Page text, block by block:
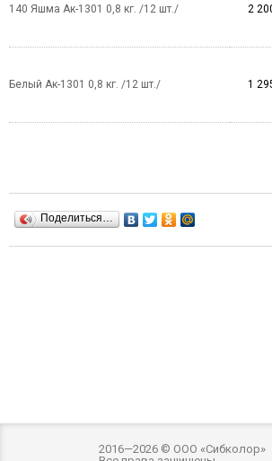
140 Яшма Ак-1301 0,8 кг. /12 шт./ 2
Белый Ак-1301 0,8 кг. /12 шт./ 1
Поделиться…
2016—2026 © ООО «Сибколор»